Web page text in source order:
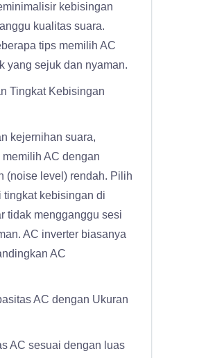
kebisingan
kualitas suara.
tips memilih AC
yang sejuk dan nyaman.
Tingkat Kebisingan
kejernihan suara,
AC dengan
(noise level) rendah. Pilih
kebisingan di
tidak mengganggu sesi
AC inverter biasanya
AC
AC dengan Ukuran
AC sesuai dengan luas